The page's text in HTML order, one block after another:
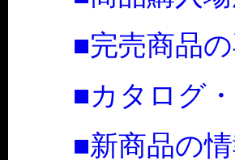
■完売商品
■カタログ
■新商品の